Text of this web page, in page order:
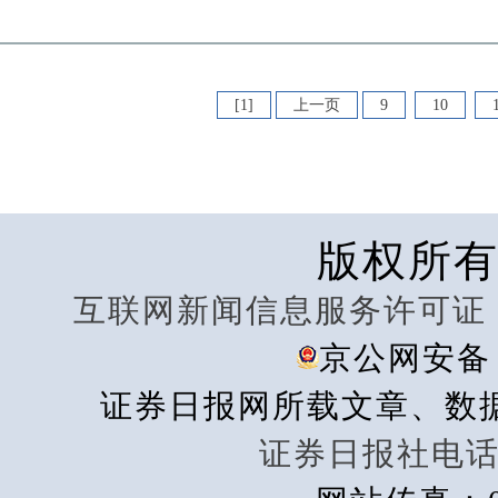
[1] 上一页 9 10
版权所有
互联网新闻信息服务许可证
京公网安
证券日报网所载文章、数
证券日报社电